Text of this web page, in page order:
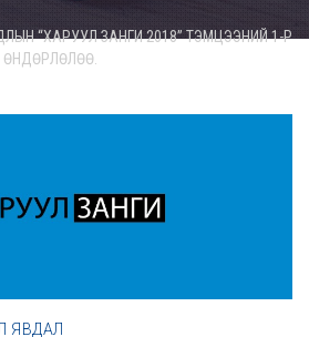
“ХАРУУЛ ЗАНГИ 2018” ТЭМЦЭЭНИЙ 1-Р
ЯВДАЛ